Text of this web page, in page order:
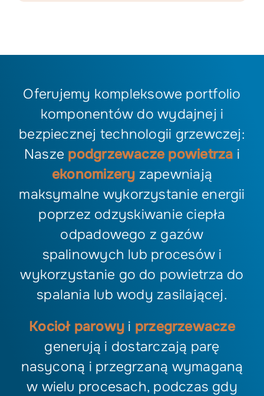
Oferujemy kompleksowe portfolio
komponentów do wydajnej i
bezpiecznej technologii grzewczej:
Nasze podgrzewacze powietrza i
ekonomizery zapewniają
maksymalne wykorzystanie energii
poprzez odzyskiwanie ciepła
odpadowego z gazów
spalinowych lub procesów i
wykorzystanie go do powietrza do
spalania lub wody zasilającej.
Kocioł parowy i przegrzewacze
generują i dostarczają parę
nasyconą i przegrzaną wymaganą
w wielu procesach, podczas gdy